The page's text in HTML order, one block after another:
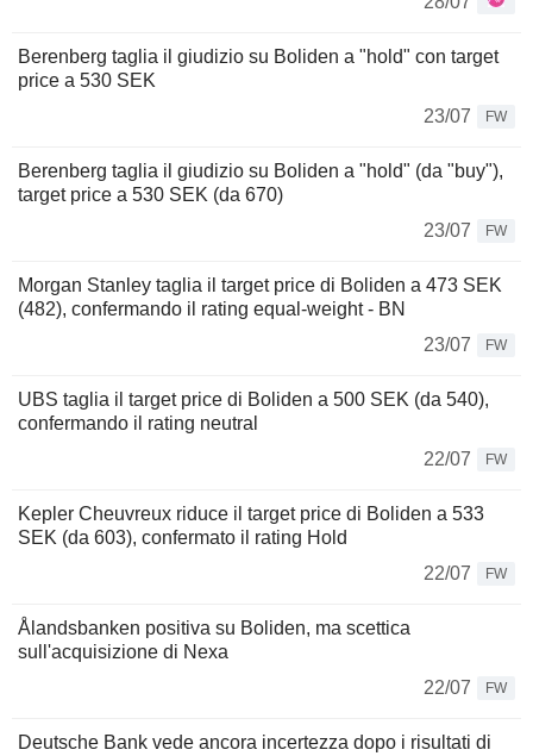
Berenberg taglia il giudizio su Boliden a "hold" con target
price a 530 SEK
23/07
FW
Berenberg taglia il giudizio su Boliden a "hold" (da "buy"),
target price a 530 SEK (da 670)
23/07
FW
Morgan Stanley taglia il target price di Boliden a 473 SEK
(482), confermando il rating equal-weight - BN
23/07
FW
UBS taglia il target price di Boliden a 500 SEK (da 540),
confermando il rating neutral
22/07
FW
Kepler Cheuvreux riduce il target price di Boliden a 533
SEK (da 603), confermato il rating Hold
22/07
FW
Ålandsbanken positiva su Boliden, ma scettica
sull'acquisizione di Nexa
22/07
FW
Deutsche Bank vede ancora incertezza dopo i risultati di